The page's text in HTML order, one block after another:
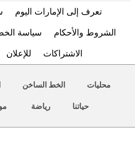
تعرف إلى الإمارات اليوم
الشروط والأحكام سياسة
الاشتراكات للإعلان
محليات الخط الساخن
حياتنا رياضة